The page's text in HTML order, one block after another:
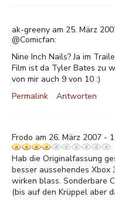
ak-greeny am 25. März
@Comicfan:
Nine Inch Nails? Ja im
Film ist da Tyler Bates zu
von mir auch 9 von 10 :)
Permalink
Antworten
Frodo am 26. März 2007 -
Hab die Originalfassung
besser aussehendes Xbox
wirken blass. Sonderbare
(bis auf den Krüppel aber